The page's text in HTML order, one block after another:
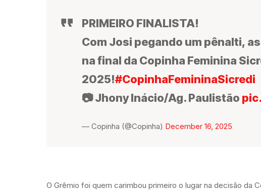
PRIMEIRO FINALISTA!
Com Josi pegando um pênalti,
na final da Copinha Feminina
2025!#CopinhaFemininaSicredi
📷 Jhony Inácio/Ag. Paulistão
— Copinha (@Copinha) December 16, 2025
O Grêmio foi quem carimbou primeiro o lugar na decisão da